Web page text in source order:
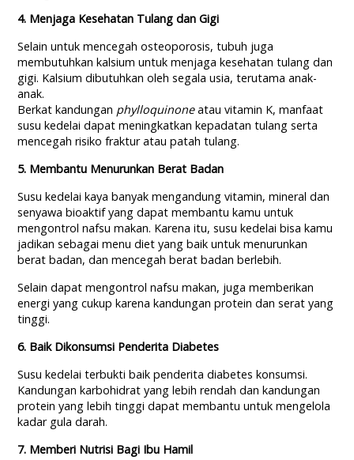
4. Menjaga Kesehatan Tulang dan Gigi
Selain untuk mencegah osteoporosis, tubuh juga
membutuhkan kalsium untuk menjaga kesehatan tulang dan
gigi. Kalsium dibutuhkan oleh segala usia, terutama anak-
anak.
Berkat kandungan phylloquinoneatau vitamin K, manfaat
susu kedelai dapat meningkatkan kepadatan tulang serta
mencegah risiko fraktur atau patah tulang.
5. Membantu Menurunkan Berat Badan
Susu kedelai kaya banyak mengandung vitamin, mineral dan
senyawa bioaktif yang dapat membantu kamu untuk
mengontrol nafsu makan. Karena itu, susu kedelai bisa kamu
jadikan sebagai menu diet yang baik untuk menurunkan
berat badan, dan mencegah berat badan berlebih.
Selain dapat mengontrol nafsu makan, juga memberikan
energi yang cukup karena kandungan protein dan serat yang
tinggi.
6. Baik Dikonsumsi Penderita Diabetes
Susu kedelai terbukti baik penderita diabetes konsumsi.
Kandungan karbohidrat yang lebih rendah dan kandungan
protein yang lebih tinggi dapat membantu untuk mengelola
kadar gula darah.
7. Memberi Nutrisi Bagi Ibu Hamil